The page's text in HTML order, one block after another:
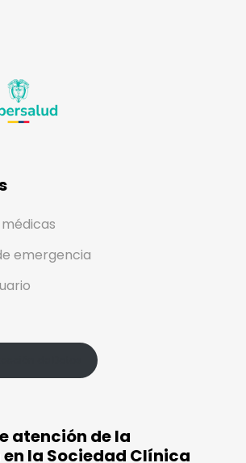
emergencia
atención de la
en la Sociedad Clínica